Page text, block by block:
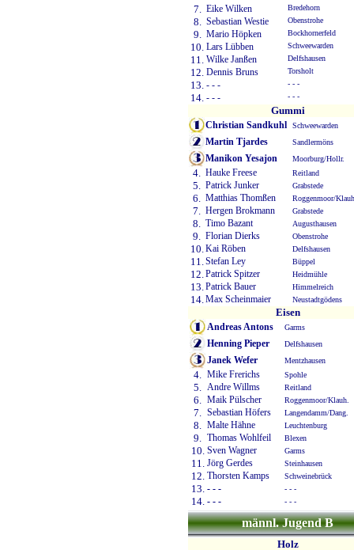
7. Eike Wilken Bredehorn
8. Sebastian Westie Obenstrohe
9. Mario Höpken Bockhornerfeld
10. Lars Lübben Schweewarden
11. Wilke Janßen Delfshausen
12. Dennis Bruns Torsholt
13. - - - - - -
14. - - - - - -
Gummi
Christian Sandkuhl Schweewarden
Martin Tjardes Sandlermöns
Manikon Yesajon Moorburg/Hollr.
4. Hauke Freese Reitland
5. Patrick Junker Grabstede
6. Matthias Thomßen Roggenmoor/
7. Hergen Brokmann Grabstede
8. Timo Bazant Augusthausen
9. Florian Dierks Obenstrohe
10.Kai Röben Delfshausen
11.Stefan Ley Büppel
12.Patrick Spitzer Heidmühle
13.Patrick Bauer Himmelreich
14.Max Scheinmaier Neustadtgödens
Eisen
Andreas Antons Garms
Henning Pieper Delfshausen
Janek Wefer Mentzhausen
4. Mike Frerichs Spohle
5. Andre Willms Reitland
6. Maik Pülscher Roggenmoor/Klauh.
7. Sebastian Höfers Langendamm/Dang.
8. Malte Hähne Leuchtenburg
9. Thomas Wohlfeil Blexen
10. Sven Wagner Garms
11. Jörg Gerdes Steinhausen
12. Thorsten Kamps Schweinebrück
13. - - - - - -
14. - - - - - -
männl. Jugend B
Holz